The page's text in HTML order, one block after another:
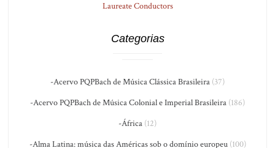
Laureate Conductors
Categorias
-Acervo PQPBach de Música Clássica Brasileira (37)
-Acervo PQPBach de Música Colonial e Imperial Brasileira (186)
-África (12)
-Alma Latina: música das Américas sob o domínio europeu(100)